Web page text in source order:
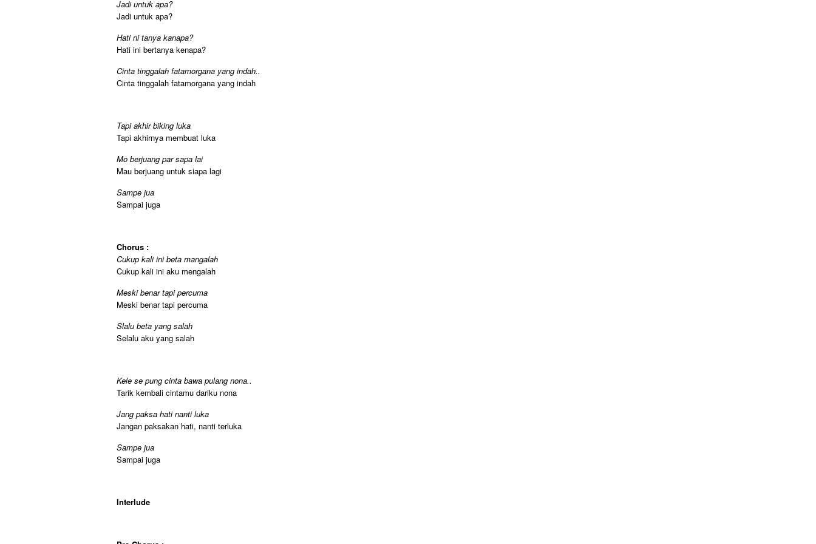
Jadi untuk apa?
Jadi untuk apa?
Hati ni tanya kanapa?
Hati ini bertanya kenapa?
Cinta tinggalah fatamorgana yang indah..
Cinta tinggalah fatamorgana yang indah
Tapi akhir biking luka
Tapi akhirnya membuat luka
Mo berjuang par sapa lai
Mau berjuang untuk siapa lagi
Sampe jua
Sampai juga
Chorus :
Cukup kali ini beta mangalah
Cukup kali ini aku mengalah
Meski benar tapi percuma
Meski benar tapi percuma
Slalu beta yang salah
Selalu aku yang salah
Kele se pung cinta bawa pulang nona..
Tarik kembali cintamu dariku nona
Jang paksa hati nanti luka
Jangan paksakan hati, nanti terluka
Sampe jua
Sampai juga
Interlude